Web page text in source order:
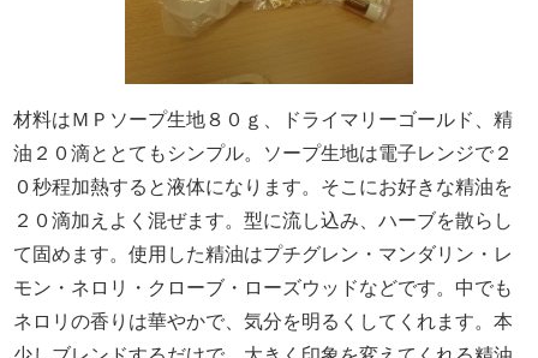
材料はＭＰソープ生地８０ｇ、ドライマリーゴールド、精
油２０滴ととてもシンプル。ソープ生地は電子レンジで２
０秒程加熱すると液体になります。そこにお好きな精油を
２０滴加えよく混ぜます。型に流し込み、ハーブを散らし
て固めます。使用した精油はプチグレン・マンダリン・レ
モン・ネロリ・クローブ・ローズウッドなどです。中でも
ネロリの香りは華やかで、気分を明るくしてくれます。本